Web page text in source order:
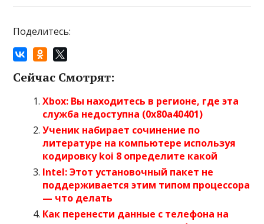
Поделитесь:
Сейчас Смотрят:
Xbox: Вы находитесь в регионе, где эта
служба недоступна (0x80a40401)
Ученик набирает сочинение по
литературе на компьютере используя
кодировку koi 8 определите какой
Intel: Этот установочный пакет не
поддерживается этим типом процессора
— что делать
Как перенести данные с телефона на